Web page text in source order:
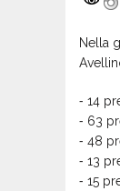
Nella
⁃ 14
⁃ 63
⁃ 48
⁃ 13
⁃ 15